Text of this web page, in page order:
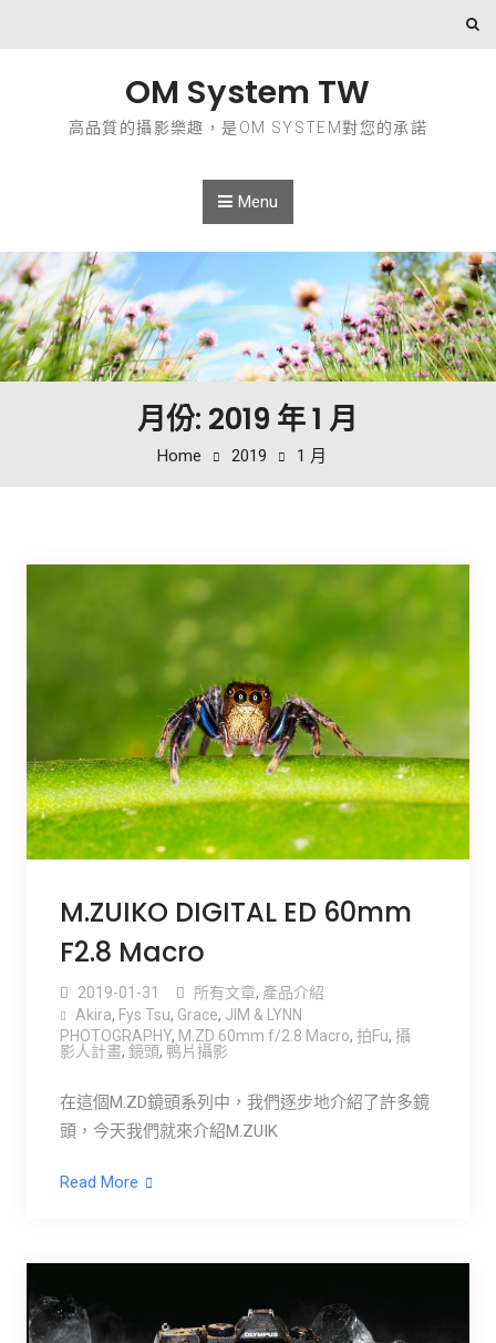
OM System TW
高品質的攝影樂趣，是OM SYSTEM對您的承諾
Menu
月份: 2019 年 1 月
Home 2019 1 月
M.ZUIKO DIGITAL ED 60mm
F2.8 Macro
2019-01-31 所有文章, 產品介紹
Akira, Fys Tsu, Grace, JIM & LYNN
PHOTOGRAPHY, M.ZD 60mm f/2.8 Macro, 拍Fu, 攝
影人計畫, 鏡頭, 鴨片攝影
在這個M.ZD鏡頭系列中，我們逐步地介紹了許多鏡
頭，今天我們就來介紹M.ZUIK
Read More